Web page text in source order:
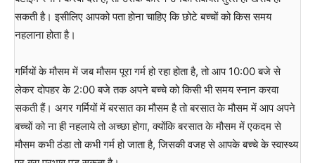
सकती है। इसीलिए आपको पता होना चाहिए कि छोटे बच्चों को किस समय
नहलाना होता है।
गर्मियों के मौसम में जब मौसम पूरा गर्म हो रहा होता है, तो आप 10:00 बजे से
लेकर दोपहर के 2:00 बजे तक अपने बच्चे को किसी भी समय स्नान करवा
सकती हैं। अगर गर्मियों में बरसात का मौसम है तो बरसात के मौसम में आप अपने
बच्चों को ना ही नहलाये तो अच्छा होगा, क्योंकि बरसात के मौसम में एकदम से
मौसम कभी ठंडा तो कभी गर्म हो जाता है, जिसकी वजह से आपके बच्चे के स्वास्थ्य